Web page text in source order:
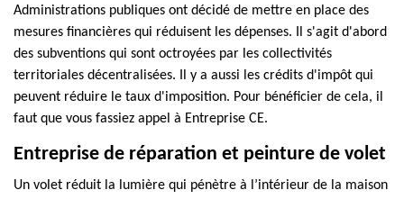
Administrations publiques ont décidé de mettre en place des
mesures financières qui réduisent les dépenses. Il s'agit d'abord
des subventions qui sont octroyées par les collectivités
territoriales décentralisées. Il y a aussi les crédits d'impôt qui
peuvent réduire le taux d'imposition. Pour bénéficier de cela, il
faut que vous fassiez appel à Entreprise CE.
Entreprise de réparation et peinture de volet
Un volet réduit la lumière qui pénètre à l’intérieur de la maison